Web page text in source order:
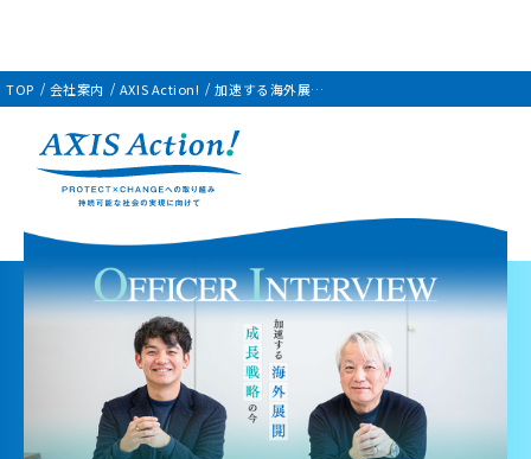
TOP 会社案内 AXIS Action! 加速する海外展開